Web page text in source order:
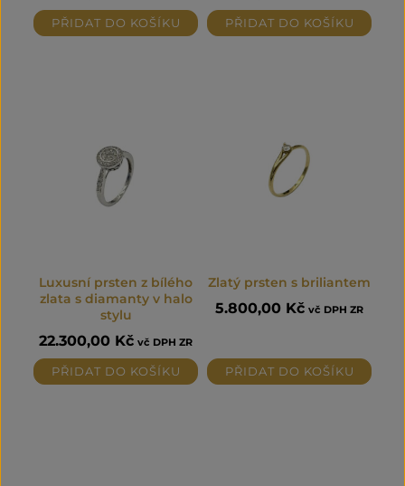
PŘIDAT DO KOŠÍKU PŘIDAT DO KOŠÍKU
Luxusní prsten z bílého
zlata s diamanty v halo
stylu
22.300,00 Kč vč DPH ZR
PŘIDAT DO KOŠÍKU
Zlatý prsten s briliantem
5.800,00 Kč vč DPH ZR
PŘIDAT DO KOŠÍKU